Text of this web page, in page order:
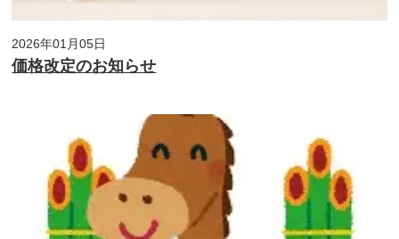
2026年01月05日
価格改定のお知らせ